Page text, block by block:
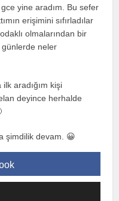
yine aradım. Bu sefer
erişimini sıfırladılar
olmalarından bir
günlerde neler
aradığım kişi
deyince herhalde
şimdilik devam. 😀